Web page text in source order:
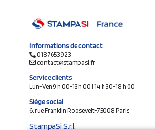
Informations de contact
0187653923
contact@stampasi.fr
Service clients
Lun-Ven 9 h 00-13 h 00 | 14 h 30-18 h 00
Siège social
6, rue Franklin Roosevelt-75008 Paris
StampaSi S.r.l.